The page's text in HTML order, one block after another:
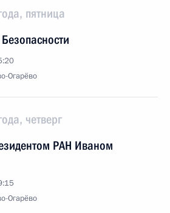
пятница
Огарёво
четверг
РАН Иваном
Огарёво